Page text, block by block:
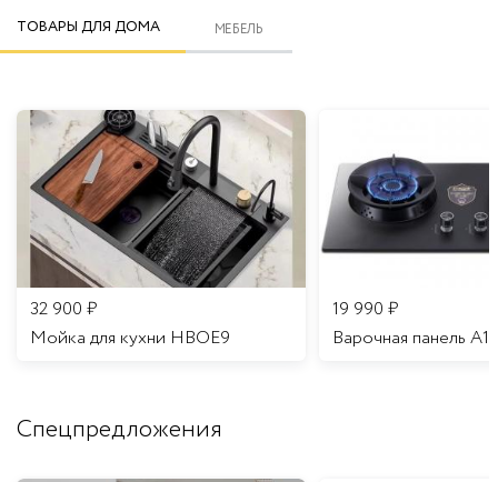
ТОВАРЫ ДЛЯ ДОМА МЕБЕЛЬ
32 900 ₽
Мойка для кухни HBOE9
19 990 ₽
Варочная панель A16
Спецпредложения